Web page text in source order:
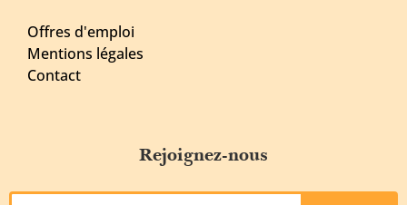
Offres d'emploi
Mentions légales
Contact
Rejoignez-nous